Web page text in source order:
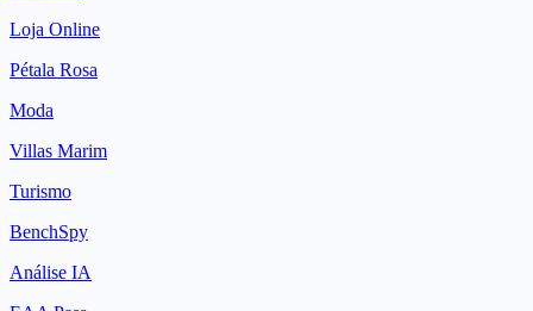
Loja Online
Pétala Rosa
Moda
Villas Marim
Turismo
BenchSpy
Análise IA